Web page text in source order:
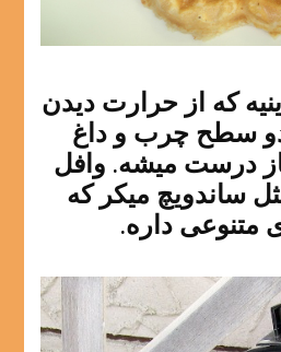
که از حرارت دیدن
سطح چرب و داغ
درست میشه. وافل
ساندویچ میکر که
داره.